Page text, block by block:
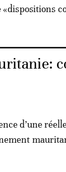
«dispositions
d’une